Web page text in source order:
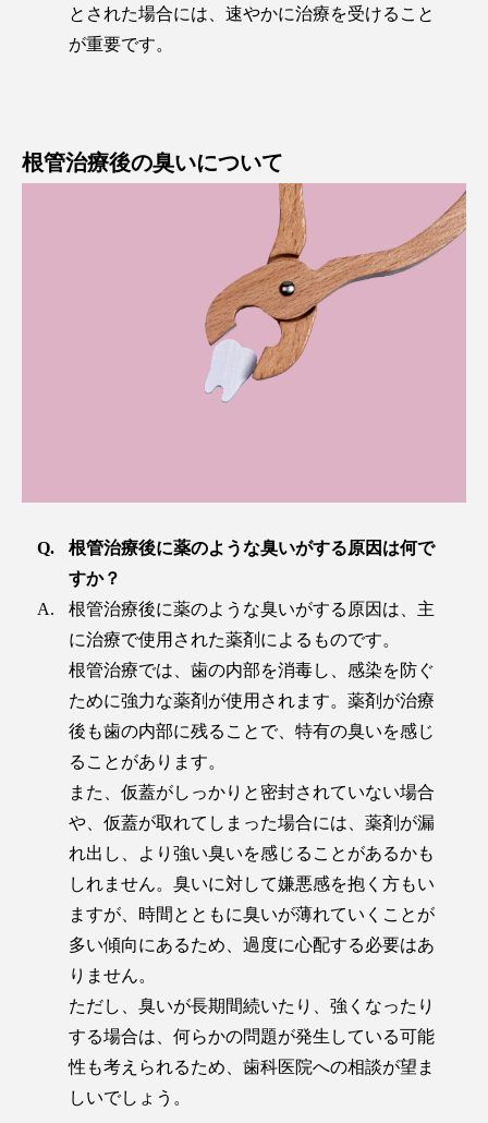
とされた場合には、速やかに治療を受けること
が重要です。
根管治療後の臭いについて
根管治療後に薬のような臭いがする原因は何で
すか？
根管治療後に薬のような臭いがする原因は、主
に治療で使用された薬剤によるものです。
根管治療では、歯の内部を消毒し、感染を防ぐ
ために強力な薬剤が使用されます。薬剤が治療
後も歯の内部に残ることで、特有の臭いを感じ
ることがあります。
また、仮蓋がしっかりと密封されていない場合
や、仮蓋が取れてしまった場合には、薬剤が漏
れ出し、より強い臭いを感じることがあるかも
しれません。臭いに対して嫌悪感を抱く方もい
ますが、時間とともに臭いが薄れていくことが
多い傾向にあるため、過度に心配する必要はあ
りません。
ただし、臭いが長期間続いたり、強くなったり
する場合は、何らかの問題が発生している可能
性も考えられるため、歯科医院への相談が望ま
しいでしょう。